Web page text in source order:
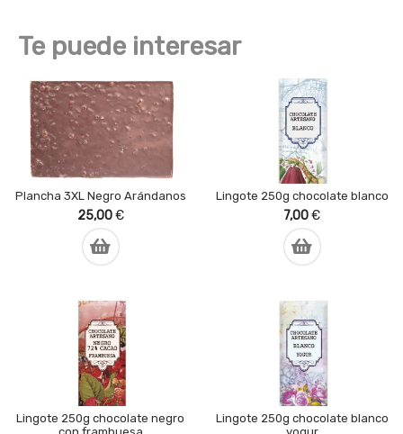
Te puede interesar
Plancha 3XL Negro Arándanos
25,00€
Lingote 250g chocolate blanco
7,00€
Lingote 250g chocolate negro
Lingote 250g chocolate blanco